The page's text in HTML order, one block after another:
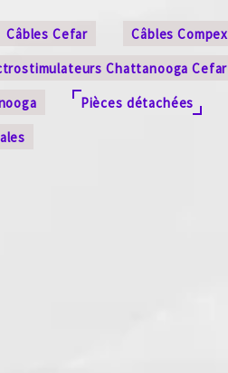
Câbles Cefar
Câbles Compex
Chattanooga Cefar
Pièces détachées